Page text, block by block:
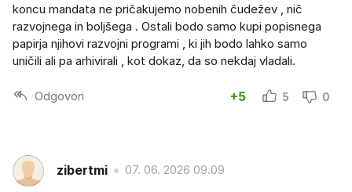
koncu mandata ne pričakujemo nobenih čudežev , nič
razvojnega in boljšega . Ostali bodo samo kupi popisnega
papirja njihovi razvojni programi , ki jih bodo lahko samo
uničili ali pa arhivirali , kot dokaz, da so nekdaj vladali.
Odgovori +5 5 0
zibertmi 07. 06. 2026 09.09